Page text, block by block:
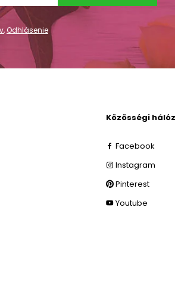
,Odhlásenie
Közösségi
Facebook
Instagram
Pinterest
Youtube